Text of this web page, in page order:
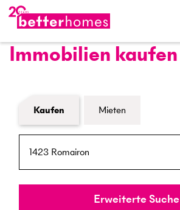
Immobilien kaufen
Formular Immobiliensuche
Kaufen Mieten
PLZ / Ort
Umkreis
Erweiterte Suche